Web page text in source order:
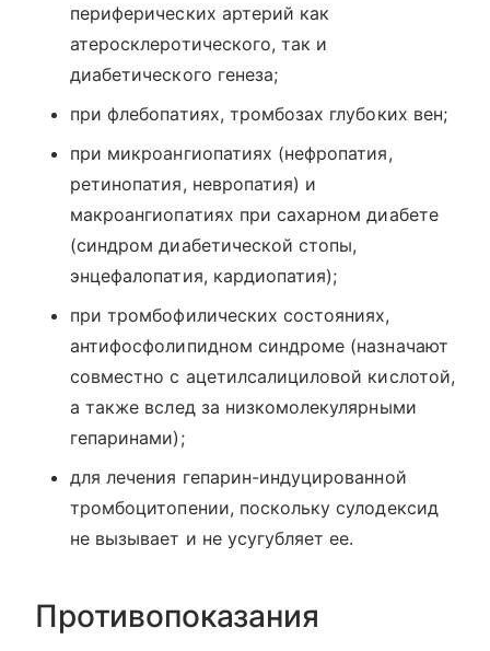
периферических артерий как
атеросклеротического, так и
диабетического генеза;
при флебопатиях, тромбозах глубоких вен;
при микроангиопатиях (нефропатия,
ретинопатия, невропатия) и
макроангиопатиях при сахарном диабете
(синдром диабетической стопы,
энцефалопатия, кардиопатия);
при тромбофилических состояниях,
антифосфолипидном синдроме (назначают
совместно с ацетилсалициловой кислотой,
а также вслед за низкомолекулярными
гепаринами);
для лечения гепарин-индуцированной
тромбоцитопении, поскольку сулодексид
не вызывает и не усугубляет ее.
Противопоказания